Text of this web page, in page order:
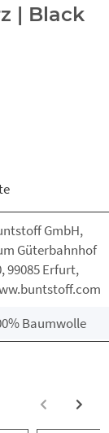
| Black
GmbH,
Güterbahnhof
99085 Erfurt,
Baumwolle